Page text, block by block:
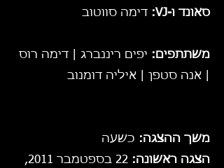
סאונד ו-VJ:
דימה סווטוב
משתתפים: יפים ריננברג | דימה רוס
| אנה סטפן | איליה דומנוב
משך ההצגה: כשעה
הצגה ראשונה:
22 בספטמבר 2011,